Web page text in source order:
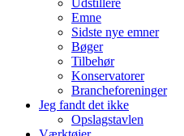
Udstillere
Emne
Sidste nye emner
Bøger
Tilbehør
Konservatorer
Brancheforeninger
Jeg fandt det ikke
Opslagstavlen